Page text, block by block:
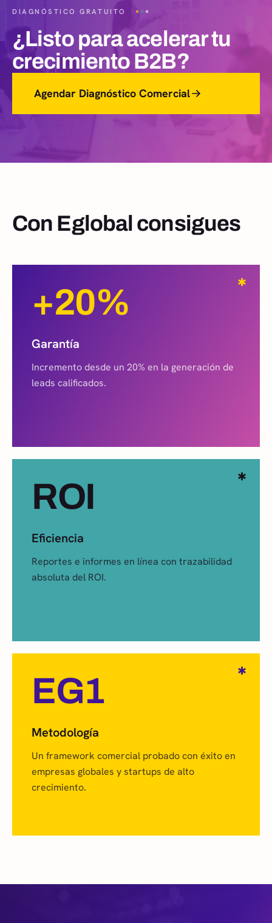
DIAGNÓSTICO GRATUITO
¿Listo para acelerar tu
crecimiento B2B?
Agendar Diagnóstico Comercial
Con Eglobal consigues
✱
+20%
Garantía
Incremento desde un 20% en la generación de
leads calificados.
✱
ROI
Eficiencia
Reportes e informes en línea con trazabilidad
absoluta del ROI.
✱
EG1
Metodología
Un framework comercial probado con éxito en
empresas globales y startups de alto
crecimiento.